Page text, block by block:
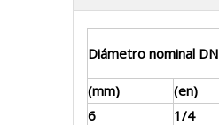
Diámetro nominal DN
(mm)
(en)
6
1/4